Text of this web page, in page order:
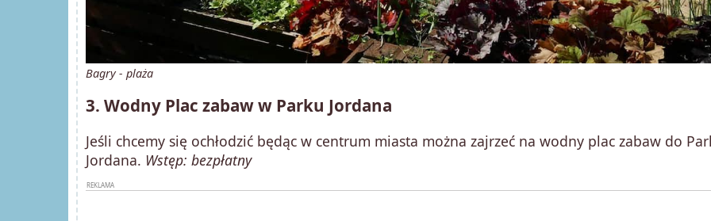
Bagry - plaża
3. Wodny Plac zabaw w Parku Jordana
Jeśli chcemy się ochłodzić będąc w centrum miasta można zajrzeć na wodny plac zabaw do
Jordana. Wstęp: bezpłatny